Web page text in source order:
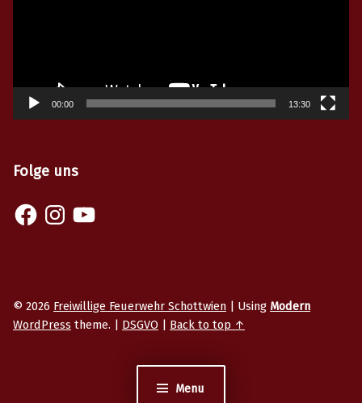
Menu
00:00 13:30
Folge uns
Facebook
© 2026 Freiwillige Feuerwehr Schottwien | Using Modern
WordPress theme. | DSGVO | Back to top ↑